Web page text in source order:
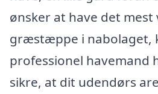
ønsker at have det mest
græstæppe i nabolaget,
professionel havemand
sikre, at dit udendørs